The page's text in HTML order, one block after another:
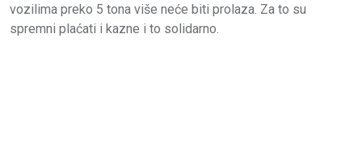
vozilima preko 5 tona više neće biti prolaza. Za to su
spremni plaćati i kazne i to solidarno.